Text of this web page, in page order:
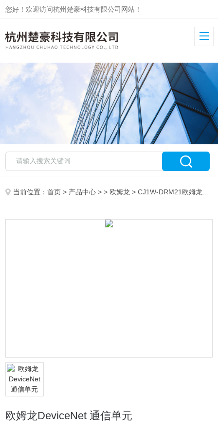
您好！欢迎访问杭州楚豪科技有限公司网站！
当前位置：首页 > 产品中心 > > 欧姆龙 > CJ1W-DRM21欧姆龙DeviceNet 通信单元
欧姆龙DeviceNet 通信单元